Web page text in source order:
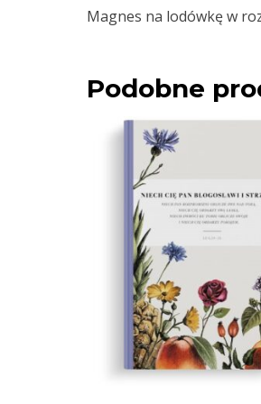
Magnes na lodówkę w
Podobne